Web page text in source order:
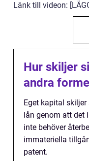
Länk till videon:
Hur skiljer
andra
Eget kapital
lån genom att det
inte behöver
immateriella
patent.